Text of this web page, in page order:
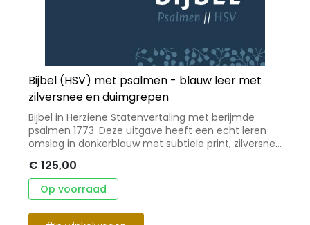
Bijbel (HSV) met psalmen - blauw leer met
zilversnee en duimgrepen
Bijbel in Herziene Statenvertaling met berijmde
psalmen 1773. Deze uitgave heeft een echt leren
omslag in donkerblauw met subtiele print, zilversnee
onderscheidende editie. De Bijbel wordt geleverd in
een bijpassende koker, heeft twee leeslinten en is
12×18 cm.
€ 125,00
Op voorraad